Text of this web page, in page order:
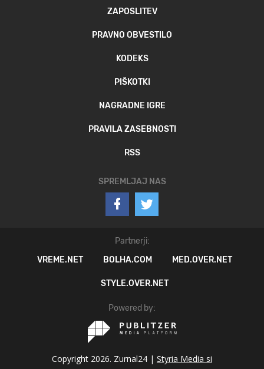
ZAPOSLITEV
PRAVNO OBVESTILO
KODEKS
PIŠKOTKI
NAGRADNE IGRE
PRAVILA ZASEBNOSTI
RSS
SPREMLJAJ NAS
Partnerji:
VREME.NET
BOLHA.COM MED.OVER.NET
STYLE.OVER.NET
Powered by:
Copyright 2026. Zurnal24 | Styria Media si